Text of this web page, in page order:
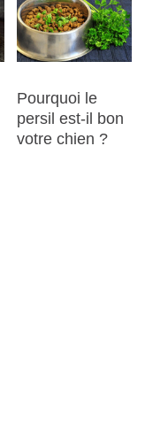
Pourquoi le
persil est-il bon
votre chien ?